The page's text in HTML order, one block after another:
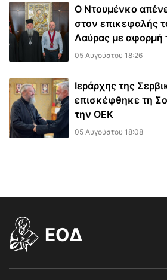
Ο Ντουμένκο
στον επικεφαλής
Λαύρας με αφορμή
05 Αυγούστου 18:26
Ιεράρχης της
επισκέφθηκε τη
την ΟΕΚ
05 Αυγούστου 18:08
EOΔ